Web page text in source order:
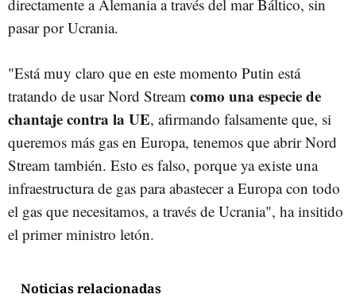
directamente a Alemania a través del mar Báltico, sin
pasar por Ucrania.
"Está muy claro que en este momento Putin está
tratando de usar Nord Stream como una especie de
chantaje contra la UE, afirmando falsamente que, si
queremos más gas en Europa, tenemos que abrir Nord
Stream también. Esto es falso, porque ya existe una
infraestructura de gas para abastecer a Europa con todo
el gas que necesitamos, a través de Ucrania", ha insitido
el primer ministro letón.
Noticias relacionadas